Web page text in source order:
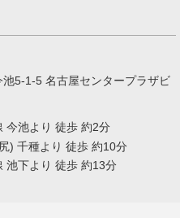
5-1-5 名古屋センタープラザビ
今池より 徒歩 約2分
) 千種より 徒歩 約10分
池下より 徒歩 約13分